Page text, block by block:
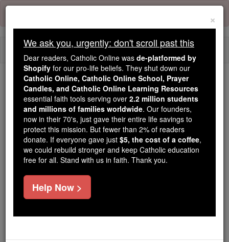
Skip
content
We ask you, urgently: don't scroll past this
Dear readers, Catholic Online
wasde-platformed by Shopify
for our pro-life beliefs. They
shut down ourCatholic
Online, Catholic Online School, Prayer Candles, and
tools serving over
families worldwide. Our founders, now in their 70's,
×
We ask you, urgently: don't scroll past this
Dear readers, Catholic Online was de-platformed by
Shopify for our pro-life beliefs. They shut down our
Catholic Online, Catholic Online School, Prayer
Candles, and Catholic Online Learning Resources
essential faith tools serving over 2.2 million students
and millions of families worldwide. Our founders,
now in their 70's, just gave their entire life savings to
protect this mission. But fewer than 2% of readers
donate. If everyone gave just $5, the cost of a coffee,
we could rebuild stronger and keep Catholic education
free for all. Stand with us in faith. Thank you.
Help Now >